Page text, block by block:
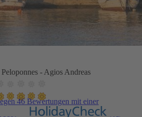
- Agios Andreas
46 Bewertungen mit einer